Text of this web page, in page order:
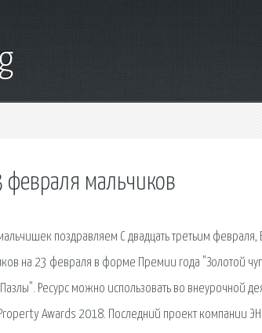
февраля мальчиков
поздравляем С двадцать третьим
на 23 февраля в форме Премии года "Золотой
Ресурс можно использовать во внеурочной
Awards 2018. Последний проект компании